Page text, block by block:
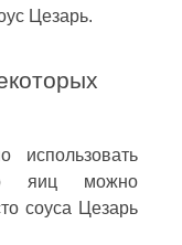
Цезарь.
использовать
яиц можно
соуса Цезарь